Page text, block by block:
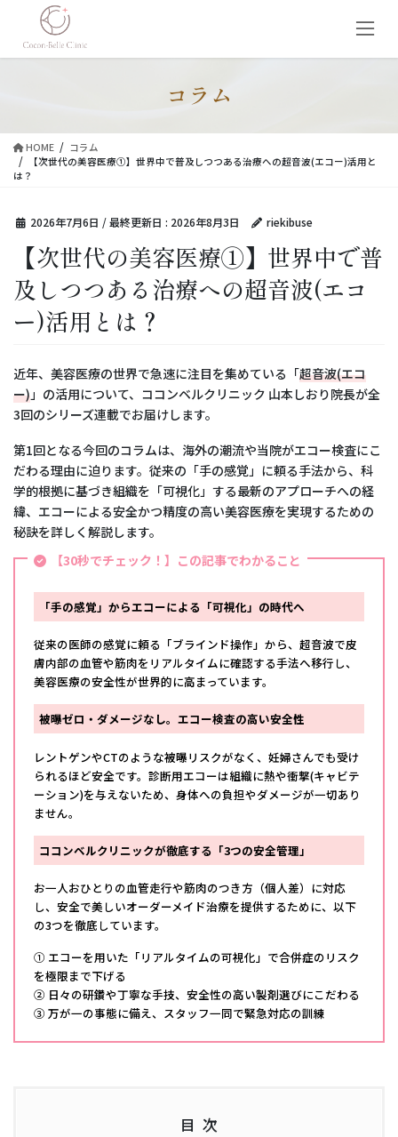
動
に
コラム
HOME
コラム
【次世代の美容医療①】世界中で普及しつつある治療への超音波(エコー)活用と
は？
2026年7月6日 / 最終更新日 : 2026年8月3日 riekibuse
【次世代の美容医療①】世界中で普
及しつつある治療への超音波(エコ
ー)活用とは？
近年、美容医療の世界で急速に注目を集めている「超音波(エコ
ー)」の活用について、ココンベルクリニック 山本しおり院長が全
3回のシリーズ連載でお届けします。
第1回となる今回のコラムは、海外の潮流や当院がエコー検査にこ
だわる理由に迫ります。従来の「手の感覚」に頼る手法から、科
学的根拠に基づき組織を「可視化」する最新のアプローチへの経
緯、エコーによる安全かつ精度の高い美容医療を実現するための
秘訣を詳しく解説します。
【30秒でチェック！】この記事でわかること
「手の感覚」からエコーによる「可視化」の時代へ
従来の医師の感覚に頼る「ブラインド操作」から、超音波で皮
膚内部の血管や筋肉をリアルタイムに確認する手法へ移行し、
美容医療の安全性が世界的に高まっています。
被曝ゼロ・ダメージなし。エコー検査の高い安全性
レントゲンやCTのような被曝リスクがなく、妊婦さんでも受け
られるほど安全です。診断用エコーは組織に熱や衝撃(キャビテ
ーション)を与えないため、身体への負担やダメージが一切あり
ません。
ココンベルクリニックが徹底する「3つの安全管理」
お一人おひとりの血管走行や筋肉のつき方（個人差）に対応
し、安全で美しいオーダーメイド治療を提供するために、以下
の3つを徹底しています。
① エコーを用いた「リアルタイムの可視化」で合併症のリスク
を極限まで下げる
② 日々の研鑽や丁寧な手技、安全性の高い製剤選びにこだわる
③ 万が一の事態に備え、スタッフ一同で緊急対応の訓練
目次